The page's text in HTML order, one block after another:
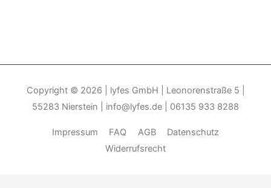
Copyright © 2026
| lyfes GmbH | Leonorenstraße 5 |
55283 Nierstein | info@lyfes.de | 06135 933 8288
Impressum FAQ AGB
Datenschutz
Widerrufsrecht